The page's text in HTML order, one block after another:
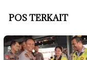
POS TERKAIT